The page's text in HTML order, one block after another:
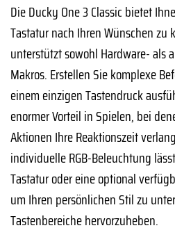
Die Ducky One 3 Classic bietet
Tastatur nach Ihren Wünschen zu
unterstützt sowohl Hardware- als
Makros. Erstellen Sie komplexe
einem einzigen Tastendruck
enormer Vorteil in Spielen, bei
Aktionen Ihre Reaktionszeit
individuelle RGB-Beleuchtung
Tastatur oder eine optional
um Ihren persönlichen Stil zu
Tastenbereiche hervorzuheben.